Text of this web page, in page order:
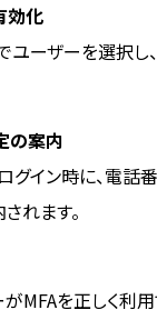
効化
ーザーを選択し、
の案内
グイン時に、電話
れます。
MFAを正しく利